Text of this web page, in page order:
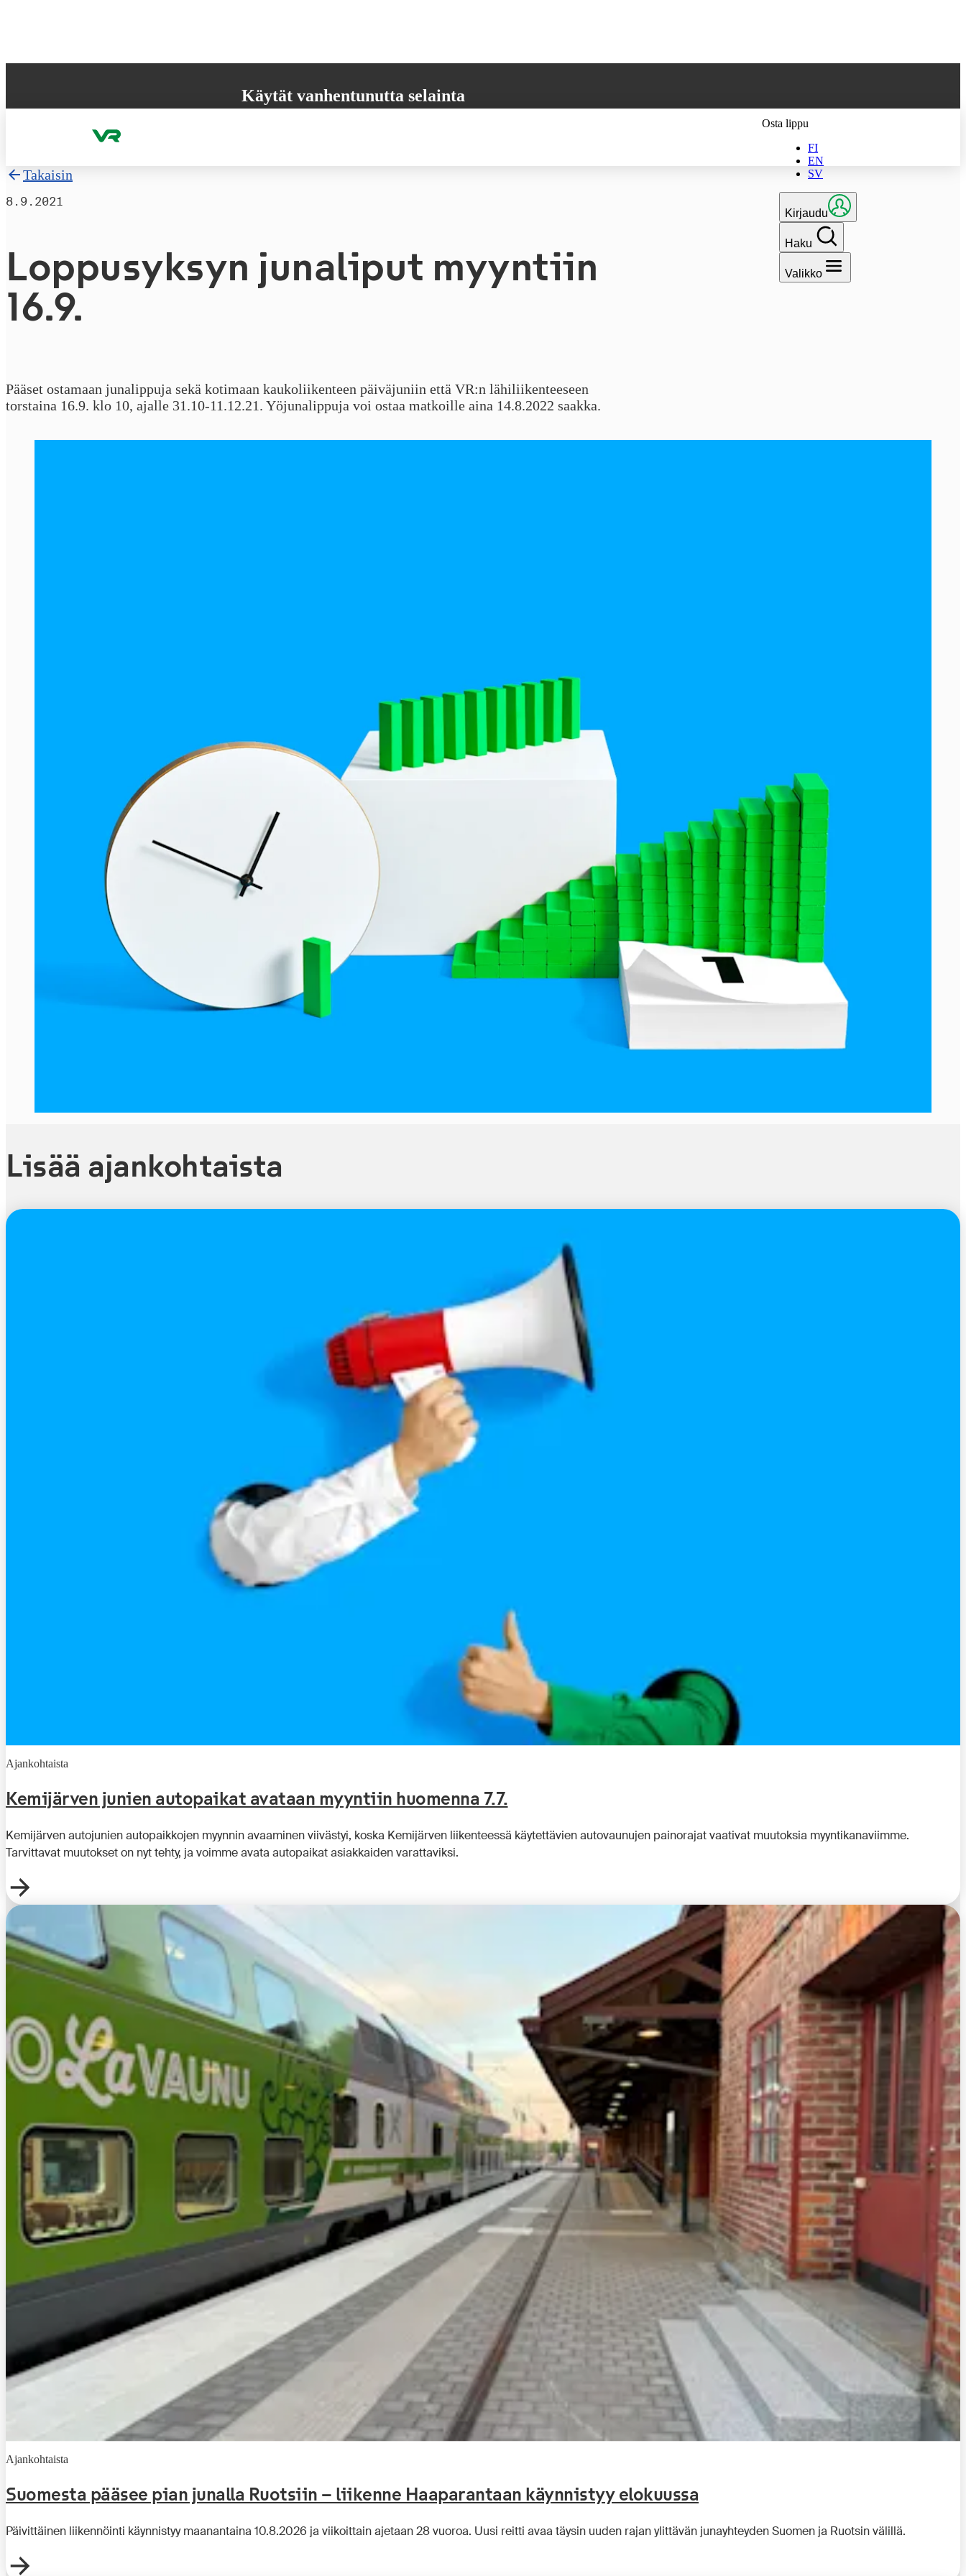
Käytät vanhentunutta selainta
Osta lippu
FI
EN
SV
Kirjaudu
Haku
Valikko
Takaisin
8.9.2021
Loppusyksyn junaliput myyntiin
16.9.
Pääset ostamaan junalippuja sekä kotimaan kaukoliikenteen päiväjuniin että VR:n lähiliikenteeseen
torstaina 16.9. klo 10, ajalle 31.10-11.12.21. Yöjunalippuja voi ostaa matkoille aina 14.8.2022 saakka.
Lisää ajankohtaista
Ajankohtaista
Kemijärven junien autopaikat avataan myyntiin huomenna 7.7.
Kemijärven autojunien autopaikkojen myynnin avaaminen viivästyi, koska Kemijärven liikenteessä käytettävien autovaunujen painorajat vaativat muutoksia myyntikanaviimme.
Tarvittavat muutokset on nyt tehty, ja voimme avata autopaikat asiakkaiden varattaviksi.
Ajankohtaista
Suomesta pääsee pian junalla Ruotsiin – liikenne Haaparantaan käynnistyy elokuussa
Päivittäinen liikennöinti käynnistyy maanantaina 10.8.2026 ja viikoittain ajetaan 28 vuoroa. Uusi reitti avaa täysin uuden rajan ylittävän junayhteyden Suomen ja Ruotsin välillä.